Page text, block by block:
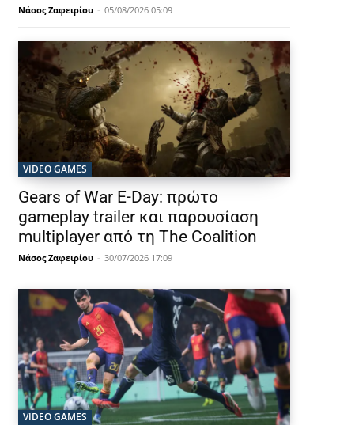
Νάσος Ζαφειρίου - 05/08/2026 05:09
VIDEO GAMES
Gears of War E-Day: πρώτο
gameplay trailer και παρουσίαση
multiplayer από τη The Coalition
Νάσος Ζαφειρίου - 30/07/2026 17:09
VIDEO GAMES